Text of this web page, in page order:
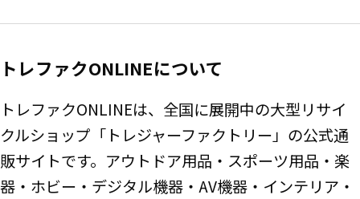
トレファクONLINEについて
トレファクONLINEは、全国に展開中の大型リサイ
クルショップ「トレジャーファクトリー」の公式通
販サイトです。アウトドア用品・スポーツ用品・楽
器・ホビー・デジタル機器・AV機器・インテリア・